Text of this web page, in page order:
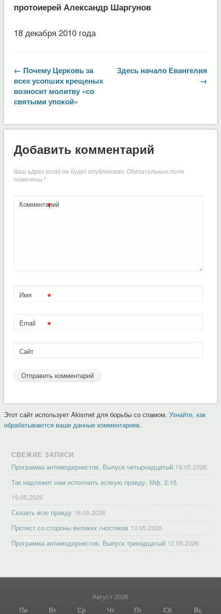
протоиерей Александр Шаргунов
18 декабря 2010 года
← Почему Церковь за
всех усопших крещеных
возносит молитву «со
святыми упокой»
Здесь начало Евангелия
→
Добавить комментарий
Ваш адрес email не будет опубликован.Обязательные поля
помечены *
Комментарий
*
Имя *
Email *
Сайт
Этот сайт использует Akismet для борьбы со спамом. Узнайте, как
обрабатываются ваши данные комментариев.
СВЕЖИЕ ЗАПИСИ
Программа антимодернистов. Выпуск четырнадцатый 19.05.2026
Так надлежит нам исполнить всякую правду. Мф. 2:15.
19.05.2026
Сказать всю правду 18.05.2026
Протест со стороны великих гностиков 13.05.2026
Программа антимодернистов. Выпуск тринадцатый 12.05.2026
Август 2026
Пн
Вт Ср Чт Пт Сб Вс